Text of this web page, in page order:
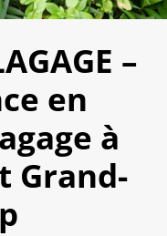
–
en
à
Grand-